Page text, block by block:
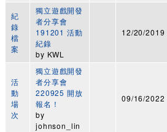
紀
錄
檔
案
獨立遊戲開發
者分享會
191201 活動
紀錄
by KWL
12/20/2019
活
動
場
次
獨立遊戲開發
者分享會
220925 開放
報名！
by
johnson_lin
09/16/2022